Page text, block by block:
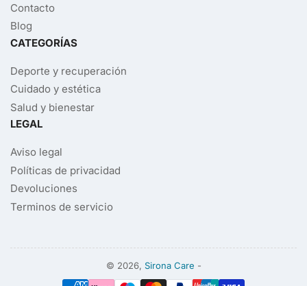
Contacto
Blog
CATEGORÍAS
Deporte y recuperación
Cuidado y estética
Salud y bienestar
LEGAL
Aviso legal
Políticas de privacidad
Devoluciones
Terminos de servicio
© 2026, Sirona Care -
Modalidades